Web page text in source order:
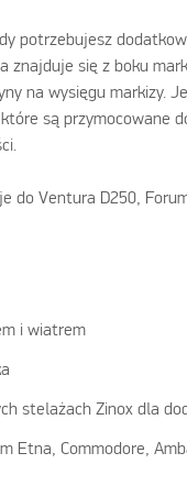
potrzebujesz
znajduje się z boku
na wysięgu markizy.
są przymocowane
do Ventura D250,
i wiatrem
stelażach Zinox dla
Etna, Commodore,